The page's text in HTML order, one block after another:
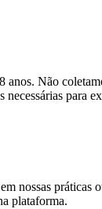
Não
necessárias para
nossas
plataforma.